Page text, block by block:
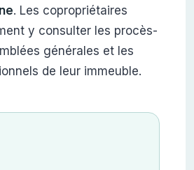
. Les copropriétaires
y consulter les procès-
générales et les
de leur immeuble.